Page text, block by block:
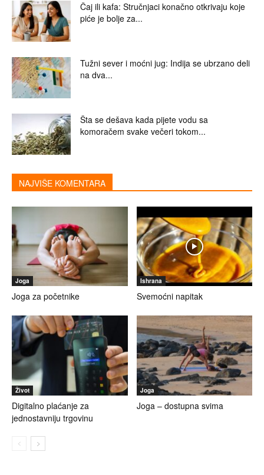
Čaj ili kafa: Stručnjaci konačno otkrivaju koje
piće je bolje za...
Tužni sever i moćni jug: Indija se ubrzano deli
na dva...
Šta se dešava kada pijete vodu sa
komoračem svake večeri tokom...
NAJVIŠE KOMENTARA
Joga
Joga za početnike
Ishrana
Svemoćni napitak
Život
Digitalno plaćanje za
jednostavniju trgovinu
Joga
Joga – dostupna svima